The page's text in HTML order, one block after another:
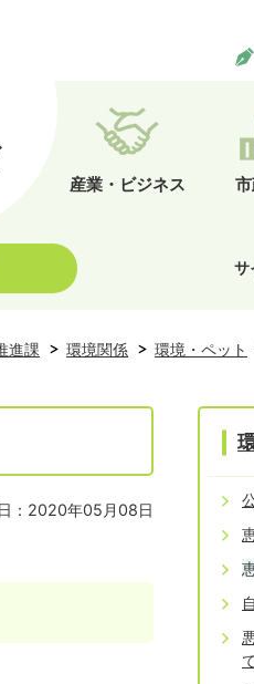
産業・ビジネス
サ
進課 環境関係 環境・ペット
：2020年05月08日